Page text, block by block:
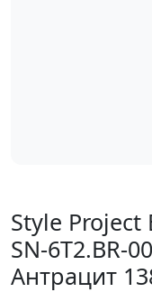
Style Project
SN-6T2.BR-
Антрацит